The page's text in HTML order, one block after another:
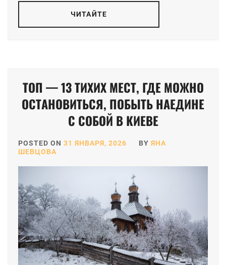
ЧИТАЙТЕ
ТОП — 13 ТИХИХ МЕСТ, ГДЕ МОЖНО
ОСТАНОВИТЬСЯ, ПОБЫТЬ НАЕДИНЕ
С СОБОЙ В КИЕВЕ
POSTED ON 31 ЯНВАРЯ, 2026 BY ЯНА
ШЕВЦОВА